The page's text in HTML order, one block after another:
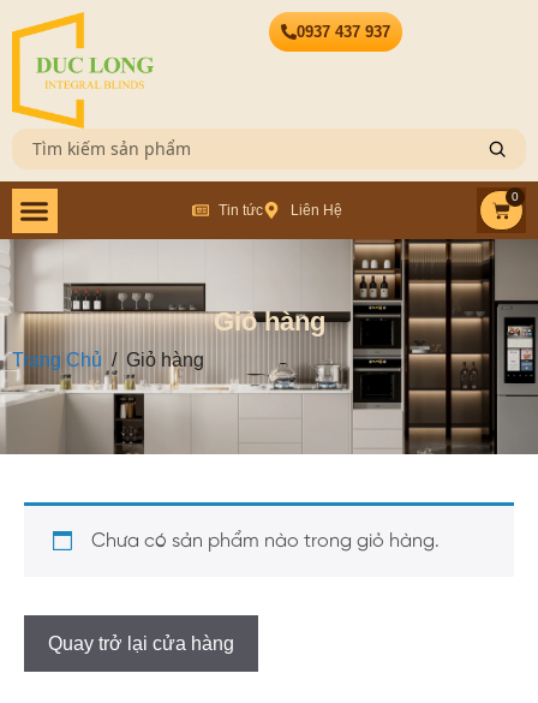
0937 437 937
Tin tức Liên Hệ
0
Giỏ hàng
Trang Chủ / Giỏ hàng
Chưa có sản phẩm nào trong giỏ hàng.
Quay trở lại cửa hàng